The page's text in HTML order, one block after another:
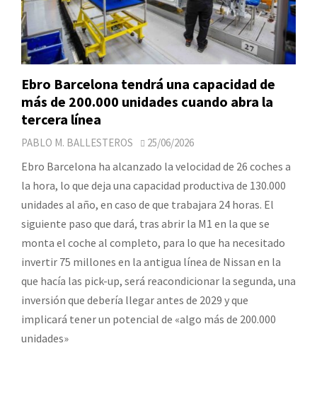
Ebro Barcelona tendrá una capacidad de
más de 200.000 unidades cuando abra la
tercera línea
PABLO M. BALLESTEROS 25/06/2026
Ebro Barcelona ha alcanzado la velocidad de 26 coches a
la hora, lo que deja una capacidad productiva de 130.000
unidades al año, en caso de que trabajara 24 horas. El
siguiente paso que dará, tras abrir la M1 en la que se
monta el coche al completo, para lo que ha necesitado
invertir 75 millones en la antigua línea de Nissan en la
que hacía las pick-up, será reacondicionar la segunda, una
inversión que debería llegar antes de 2029 y que
implicará tener un potencial de «algo más de 200.000
unidades»